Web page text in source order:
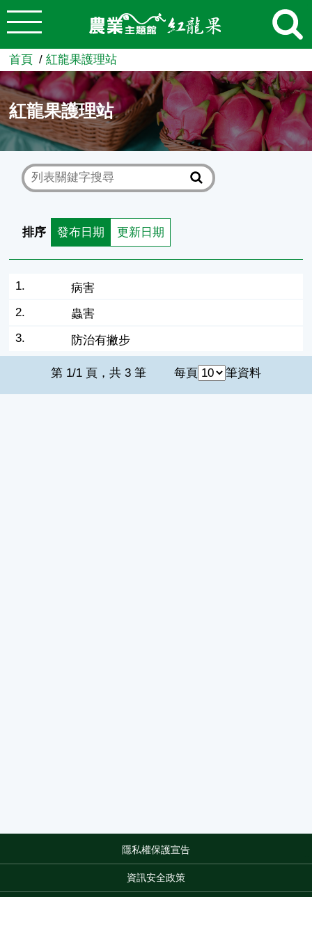
跳到主要內容
農業知識入口網
首頁 紅龍果護理站
紅龍果護理站
排序 發布日期 更新日期
1.
病害
2.
蟲害
3.
防治有撇步
第 1/1 頁，共 3 筆 每頁 筆資料
隱私權保護宣告
資訊安全政策